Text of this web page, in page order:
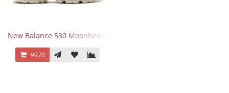
New Balance 530 Moonbeam Sea Salt
9970